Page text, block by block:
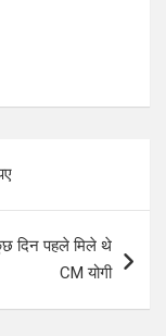
दिन पहले मिले थे
CM योगी